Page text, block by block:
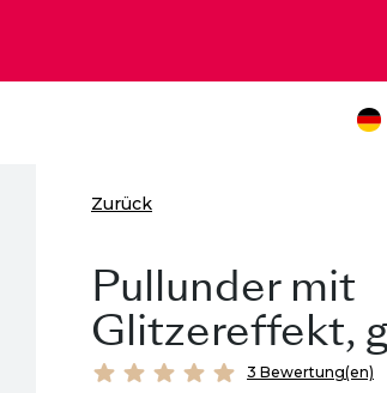
Zurück
Pullunder mit
Glitzereffekt,
3 Bewertung(en)